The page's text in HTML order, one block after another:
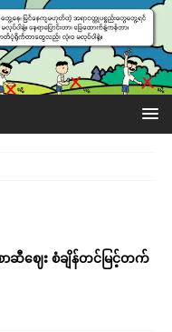
ာဆီဈေး စံချိန်တင်မြင့်တက်